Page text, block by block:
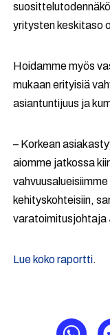
yritysten keskitaso
Hoidamme myös
mukaan erityisiä
asiantuntijuus ja
– Korkean
aiomme jatkossa
kehityskohteisiin,
varatoimitusjohtaja
Lue koko raportti.